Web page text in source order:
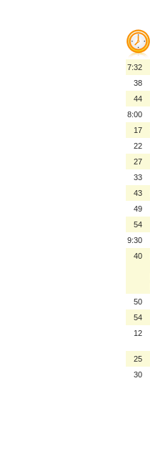
7:32
38
44
8:00
17
22
27
33
43
49
54
9:30
40
50
54
12
25
30